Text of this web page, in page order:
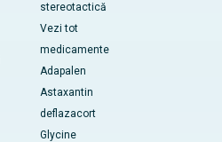
stereotactică
Vezi tot
medicamente
Adapalen
Astaxantin
deflazacort
Glycine